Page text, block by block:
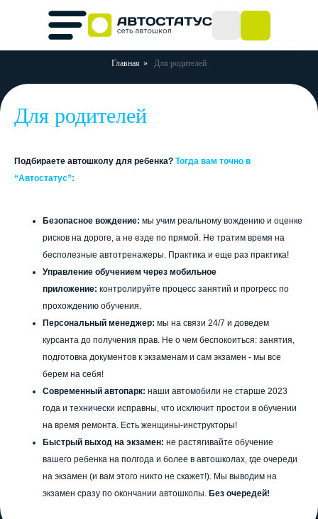
Главная » Для родителей
Для родителей
Подбираете автошколу для ребенка? Тогда вам точно в
“Автостатус”:
Безопасное вождение: мы учим реальному вождению и оценке
рисков на дороге, а не езде по прямой. Не тратим время на
бесполезные автотренажеры. Практика и еще раз практика!
Управление обучением через мобильное
приложение: контролируйте процесс занятий и прогресс по
прохождению обучения.
Персональный менеджер: мы на связи 24/7 и доведем
курсанта до получения прав. Не о чем беспокоиться: занятия,
подготовка документов к экзаменам и сам экзамен - мы все
берем на себя!
Современный автопарк: наши автомобили не старше 2023
года и технически исправны, что исключит простои в обучении
на время ремонта. Есть женщины-инструкторы!
Быстрый выход на экзамен: не растягивайте обучение
вашего ребенка на полгода и более в автошколах, где очереди
на экзамен (и вам этого никто не скажет!). Мы выводим на
экзамен сразу по окончании автошколы. Без очередей!